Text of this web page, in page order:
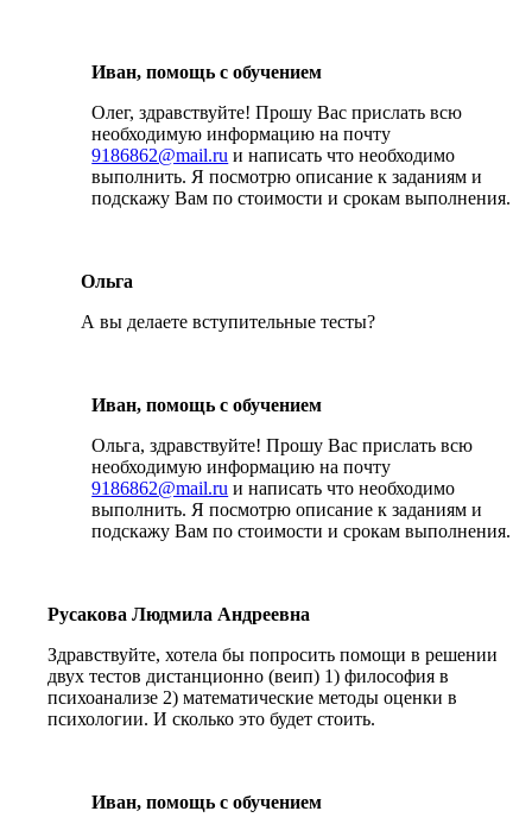
Иван, помощь с обучением
Олег, здравствуйте! Прошу Вас прислать всю
необходимую информацию на почту
9186862@mail.ru и написать что необходимо
выполнить. Я посмотрю описание к заданиям и
подскажу Вам по стоимости и срокам выполнения.
Ольга
А вы делаете вступительные тесты?
Иван, помощь с обучением
Ольга, здравствуйте! Прошу Вас прислать всю
необходимую информацию на почту
9186862@mail.ru и написать что необходимо
выполнить. Я посмотрю описание к заданиям и
подскажу Вам по стоимости и срокам выполнения.
Русакова Людмила Андреевна
Здравствуйте, хотела бы попросить помощи в решении
двух тестов дистанционно (веип) 1) философия в
психоанализе 2) математические методы оценки в
психологии. И сколько это будет стоить.
Иван, помощь с обучением